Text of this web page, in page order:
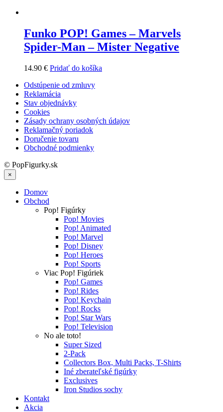
Funko POP! Games – Marvels
Spider-Man – Mister Negative
14.90 € Pridať do košíka
Odstúpenie od zmluvy
Reklamácia
Stav objednávky
Cookies
Zásady ochrany osobných údajov
Reklamačný poriadok
Doručenie tovaru
Obchodné podmienky
© PopFigurky.sk
×
Domov
Obchod
Pop! Figúrky
Pop! Movies
Pop! Animated
Pop! Marvel
Pop! Disney
Pop! Heroes
Pop! Sports
Viac Pop! Figúriek
Pop! Games
Pop! Rides
Pop! Keychain
Pop! Rocks
Pop! Star Wars
Pop! Television
No ale toto!
Super Sized
2-Pack
Collectors Box, Multi Packs, T-Shirts
Iné zberateľské figúrky
Exclusives
Iron Studios sochy
Kontakt
Akcia